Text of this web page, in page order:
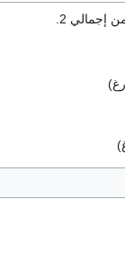
إجمالي 2.